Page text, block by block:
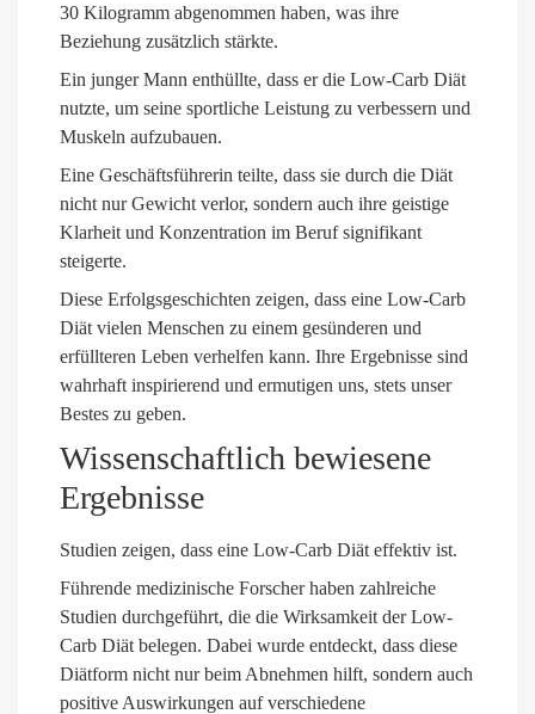
30 Kilogramm abgenommen haben, was ihre
Beziehung zusätzlich stärkte.
Ein junger Mann enthüllte, dass er die Low-Carb Diät
nutzte, um seine sportliche Leistung zu verbessern und
Muskeln aufzubauen.
Eine Geschäftsführerin teilte, dass sie durch die Diät
nicht nur Gewicht verlor, sondern auch ihre geistige
Klarheit und Konzentration im Beruf signifikant
steigerte.
Diese Erfolgsgeschichten zeigen, dass eine Low-Carb
Diät vielen Menschen zu einem gesünderen und
erfüllteren Leben verhelfen kann. Ihre Ergebnisse sind
wahrhaft inspirierend und ermutigen uns, stets unser
Bestes zu geben.
Wissenschaftlich bewiesene
Ergebnisse
Studien zeigen, dass eine Low-Carb Diät effektiv ist.
Führende medizinische Forscher haben zahlreiche
Studien durchgeführt, die die Wirksamkeit der Low-
Carb Diät belegen. Dabei wurde entdeckt, dass diese
Diätform nicht nur beim Abnehmen hilft, sondern auch
positive Auswirkungen auf verschiedene